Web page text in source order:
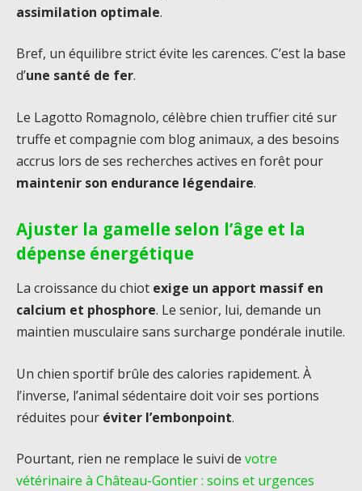
assimilation optimale.
Bref, un équilibre strict évite les carences. C’est la base
d’une santé de fer.
Le Lagotto Romagnolo, célèbre chien truffier cité sur
truffe et compagnie com blog animaux, a des besoins
accrus lors de ses recherches actives en forêt pour
maintenir son endurance légendaire.
Ajuster la gamelle selon l’âge et la
dépense énergétique
La croissance du chiot exige un apport massif en
calcium et phosphore. Le senior, lui, demande un
maintien musculaire sans surcharge pondérale inutile.
Un chien sportif brûle des calories rapidement. À
l’inverse, l’animal sédentaire doit voir ses portions
réduites pour éviter l’embonpoint.
Pourtant, rien ne remplace le suivi de votre
vétérinaire à Château-Gontier : soins et urgences